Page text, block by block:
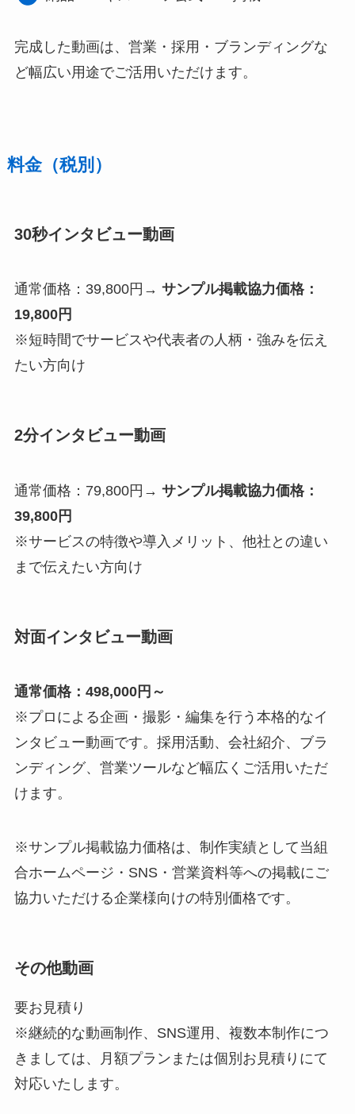
完成した動画は、営業・採用・ブランディングな
ど幅広い用途でご活用いただけます。
料金（税別）
30秒インタビュー動画
通常価格：39,800円→ サンプル掲載協力価格：
19,800円
※短時間でサービスや代表者の人柄・強みを伝え
たい方向け
2分インタビュー動画
通常価格：79,800円→ サンプル掲載協力価格：
39,800円
※サービスの特徴や導入メリット、他社との違い
まで伝えたい方向け
対面インタビュー動画
通常価格：498,000円～
※プロによる企画・撮影・編集を行う本格的なイ
ンタビュー動画です。採用活動、会社紹介、ブラ
ンディング、営業ツールなど幅広くご活用いただ
けます。
※サンプル掲載協力価格は、制作実績として当組
合ホームページ・SNS・営業資料等への掲載にご
協力いただける企業様向けの特別価格です。
その他動画
要お見積り
※継続的な動画制作、SNS運用、複数本制作につ
きましては、月額プランまたは個別お見積りにて
対応いたします。